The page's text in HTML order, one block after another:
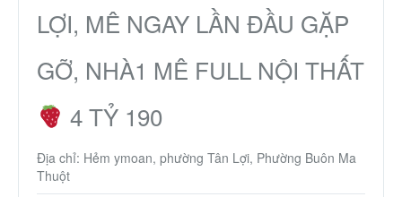
Biệt thự
Chung cư
Trang trại – Kho – Xưởng
Thành Phố Cà Phê
LỢI, MÊ NGAY LẦN ĐẦU GẶP
GỠ, NHÀ1 MÊ FULL NỘI THẤT
4 TỶ 190
Địa chỉ: Hẻm ymoan, phường Tân Lợi, Phường Buôn Ma
Thuột